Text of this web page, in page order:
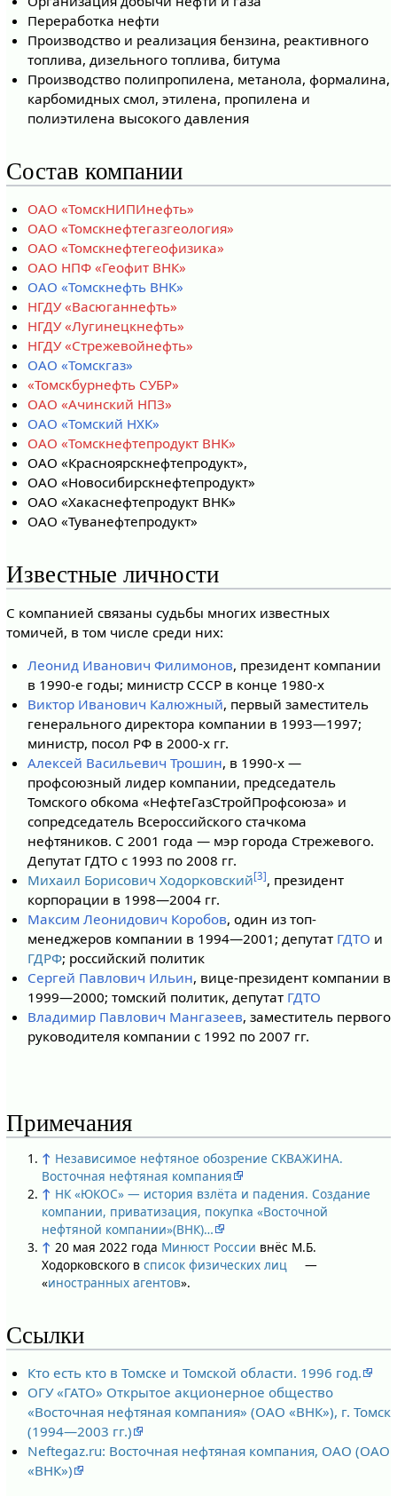
Переработка нефти
Производство и реализация бензина, реактивного
топлива, дизельного топлива, битума
Производство полипропилена, метанола, формалина,
карбомидных смол, этилена, пропилена и
полиэтилена высокого давления
Состав компании
ОАО «ТомскНИПИнефть»
ОАО «Томскнефтегазгеология»
ОАО «Томскнефтегеофизика»
ОАО НПФ «Геофит ВНК»
ОАО «Томскнефть ВНК»
НГДУ «Васюганнефть»
НГДУ «Лугинецкнефть»
НГДУ «Стрежевойнефть»
ОАО «Томскгаз»
«Томскбурнефть СУБР»
ОАО «Ачинский НПЗ»
ОАО «Томский НХК»
ОАО «Томскнефтепродукт ВНК»
ОАО «Красноярскнефтепродукт»,
ОАО «Новосибирскнефтепродукт»
ОАО «Хакаснефтепродукт ВНК»
ОАО «Туванефтепродукт»
Известные личности
С компанией связаны судьбы многих известных
томичей, в том числе среди них:
Леонид Иванович Филимонов, президент компании
в 1990-е годы; министр СССР в конце 1980-х
Виктор Иванович Калюжный, первый заместитель
генерального директора компании в 1993—1997;
министр, посол РФ в 2000-х гг.
Алексей Васильевич Трошин, в 1990-х —
профсоюзный лидер компании, председатель
Томского обкома «НефтеГазСтройПрофсоюза» и
сопредседатель Всероссийского стачкома
нефтяников. С 2001 года — мэр города Стрежевого.
Депутат ГДТО с 1993 по 2008 гг.
Михаил Борисович Ходорковский[3], президент
корпорации в 1998—2004 гг.
Максим Леонидович Коробов, один из топ-
менеджеров компании в 1994—2001; депутат ГДТО и
ГДРФ; российский политик
Сергей Павлович Ильин, вице-президент компании в
1999—2000; томский политик, депутат ГДТО
Владимир Павлович Мангазеев, заместитель первого
руководителя компании с 1992 по 2007 гг.
Примечания
↑ Независимое нефтяное обозрение СКВАЖИНА.
Восточная нефтяная компания
↑ НК «ЮКОС» — история взлёта и падения. Создание
компании, приватизация, покупка «Восточной
нефтяной компании»(ВНК)…
↑ 20 мая 2022 года Минюст России внёс М.Б.
Ходорковского в список физических лиц
—
«иностранных агентов».
Ссылки
Кто есть кто в Томске и Томской области. 1996 год.
ОГУ «ГАТО» Открытое акционерное общество
«Восточная нефтяная компания» (ОАО «ВНК»), г. Томск
(1994—2003 гг.)
Neftegaz.ru: Восточная нефтяная компания, ОАО (ОАО
«ВНК»)